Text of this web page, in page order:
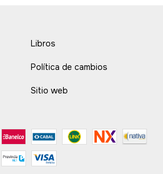
Libros
Política de cambios
Sitio web